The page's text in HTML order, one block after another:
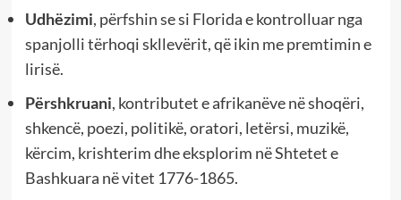
Udhëzimi, përfshin se si Florida e kontrolluar nga
spanjolli tërhoqi skllevërit, që ikin me premtimin e
lirisë.
Përshkruani, kontributet e afrikanëve në shoqëri,
shkencë, poezi, politikë, oratori, letërsi, muzikë,
kërcim, krishterim dhe eksplorim në Shtetet e
Bashkuara në vitet 1776-1865.